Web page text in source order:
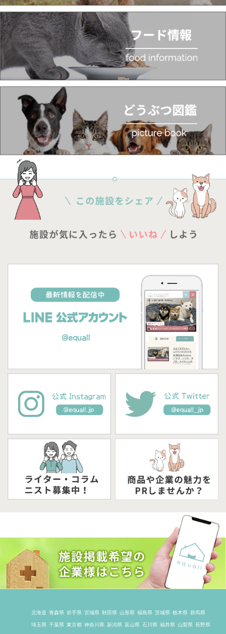
北海道 青森県 岩手県 宮城県 秋田県 山形県 福島県 茨城県 栃木県 群馬県
埼玉県 千葉県 東京都 神奈川県 新潟県 富山県 石川県 福井県 山梨県 長野県